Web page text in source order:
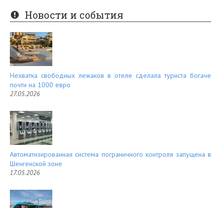
er
es
t
e
d
Новости и события
Нехватка свободных лежаков в отеле сделала туриста богаче
почти на 1000 евро
27.05.2026
Автоматизированная система пограничного контроля запущена в
Шенгенской зоне
17.05.2026